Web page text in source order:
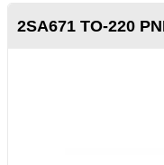
2SA671 TO-220